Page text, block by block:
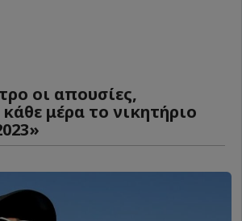
οι απουσίες,
μέρα το νικητήριο